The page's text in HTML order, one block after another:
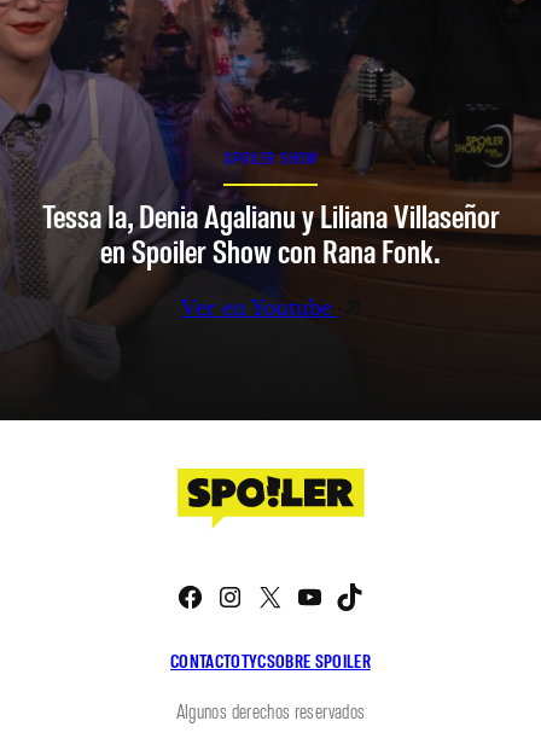
SPOILER SHOW
Tessa Ia, Denia Agalianu y Liliana Villaseñor
en Spoiler Show con Rana Fonk.
Ver en Youtube
CONTACTOTYCSOBRE SPOILER
Facebook
Instagram
X YouTube
Algunos derechos reservados